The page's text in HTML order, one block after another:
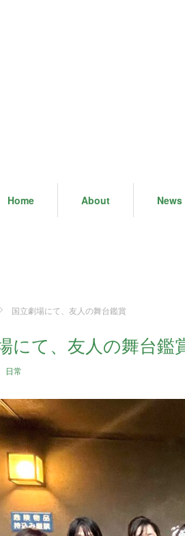
Home About News
国立劇場にて、友人の舞台鑑賞
にて、友人の舞台鑑
日常